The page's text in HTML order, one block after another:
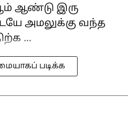
ஆண்டு இரு
அமலுக்கு வந்த
...
படிக்க